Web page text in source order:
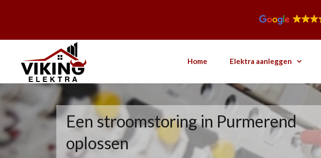
Home Elektra aanleggen
Een stroomstoring in Purmerend
oplossen